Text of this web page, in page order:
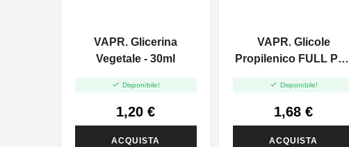
VAPR. Glicerina
Vegetale - 30ml
 Disponibile!
1,20 €
ACQUISTA
VAPR. Glicole
Propilenico FULL PG -
 Disponibile!
1,68 €
ACQUISTA